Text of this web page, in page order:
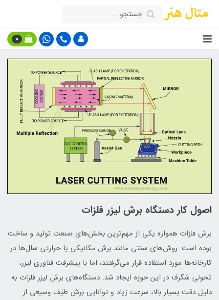
0
اصول کار دستگاه برش لیزر فلزات
برش فلزات همواره یکی از مهم‌ترین بخش‌های صنعت تولید و ساخت
بوده است. روش‌های سنتی مانند برش مکانیکی یا حرارتی سال‌ها در
کارخانه‌ها مورد استفاده قرار می‌گرفتند، اما با پیشرفت فناوری لیزر،
تحولی شگرف در این حوزه ایجاد شد. دستگاه‌های برش لیزر فلزات به
دلیل دقت بسیار بالا، سرعت زیاد و توانایی برش طیف وسیعی از